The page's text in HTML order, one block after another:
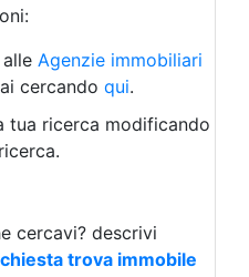
Agenzie immobiliari
cercando qui.
tua ricerca modificando
cercavi? descrivi
trova immobile